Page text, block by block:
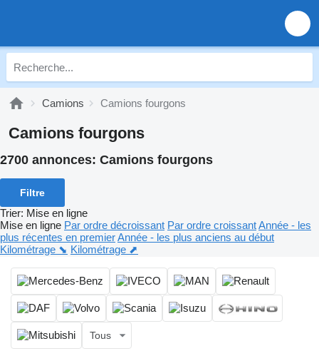
Camions Camions fourgons
Camions fourgons
2700 annonces: Camions fourgons
Filtre
Trier: Mise en ligne
Mise en ligne Par ordre décroissant Par ordre croissantAnnée - les
plus récentes en premierAnnée - les plus anciens au début
Kilométrage ⬊ Kilométrage ⬈
Tous